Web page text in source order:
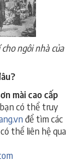
ngôi nhà của
mài cao cấp
có thể truy
để tìm các
thể liên hệ qua